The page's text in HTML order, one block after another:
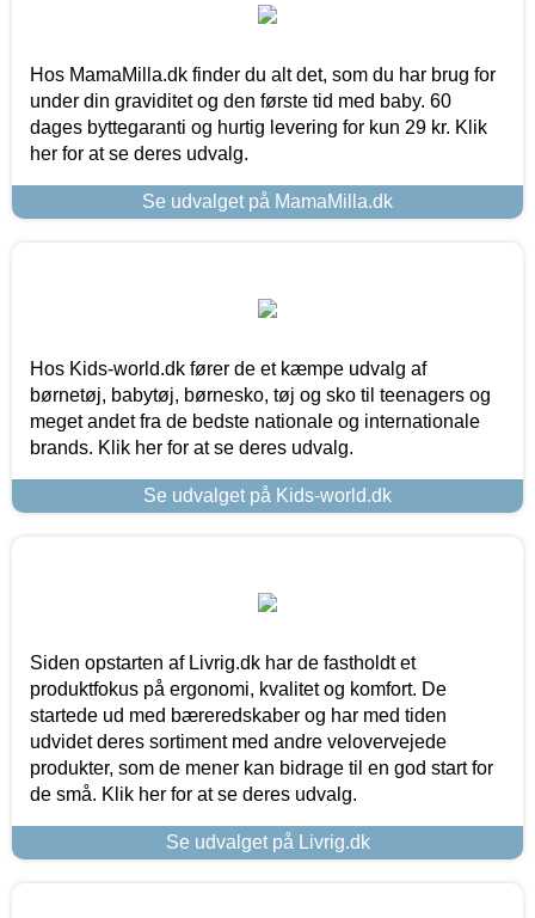
Hos MamaMilla.dk finder du alt det, som du har brug for
under din graviditet og den første tid med baby. 60
dages byttegaranti og hurtig levering for kun 29 kr. Klik
her for at se deres udvalg.
Se udvalget på MamaMilla.dk
Hos Kids-world.dk fører de et kæmpe udvalg af
børnetøj, babytøj, børnesko, tøj og sko til teenagers og
meget andet fra de bedste nationale og internationale
brands. Klik her for at se deres udvalg.
Se udvalget på Kids-world.dk
Siden opstarten af Livrig.dk har de fastholdt et
produktfokus på ergonomi, kvalitet og komfort. De
startede ud med bæreredskaber og har med tiden
udvidet deres sortiment med andre velovervejede
produkter, som de mener kan bidrage til en god start for
de små. Klik her for at se deres udvalg.
Se udvalget på Livrig.dk